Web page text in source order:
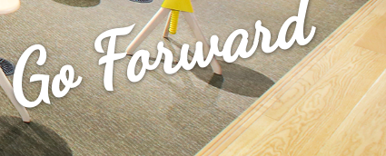
Go Forward